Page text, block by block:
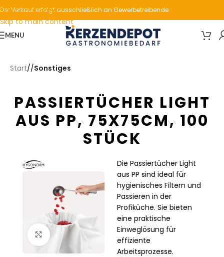
Skip to navigation
Skip to main content
Der Verkauf erfolgt ausschließlich an Gewerbetreibende.
MENU
Start/ Sonstiges
PASSIERTÜCHER LIGHT
AUS PP, 75X75CM, 100
STÜCK
Click to enlarge
Die Passiertücher Light
aus PP sind ideal für
hygienisches Filtern und
Passieren in der
Profiküche. Sie bieten
eine praktische
Einweglösung für
effiziente
Arbeitsprozesse.